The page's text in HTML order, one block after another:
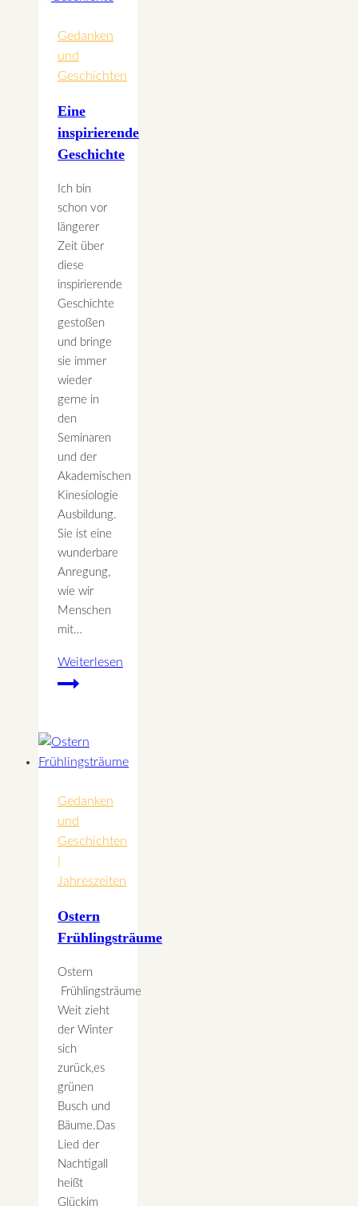
Gedanken
und
Geschichten
Eine
inspirierende
Geschichte
Ich bin
schon vor
längerer
Zeit über
diese
inspirierende
Geschichte
gestoßen
und bringe
sie immer
wieder
gerne in
den
Seminaren
und der
Akademischen
Kinesiologie
Ausbildung.
Sie ist eine
wunderbare
Anregung,
wie wir
Menschen
mit…
Weiterlesen
Eine
Gedanken
und
Geschichten
Jahreszeiten
Ostern
Frühlingsträume
Ostern
Frühlingsträume
Weit zieht
der Winter
sich
zurück,es
grünen
Busch und
Bäume.Das
Lied der
Nachtigall
heißt
Glückim